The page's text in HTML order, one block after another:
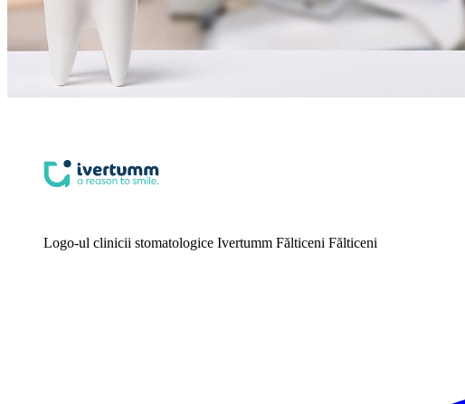
Logo-ul clinicii stomatologice Ivertumm Fălticeni Fălticeni